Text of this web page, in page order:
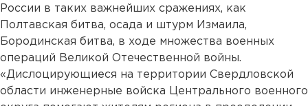
России в таких важнейших сражениях, как
Полтавская битва, осада и штурм Измаила,
Бородинская битва, в ходе множества военных
операций Великой Отечественной войны.
«Дислоцирующиеся на территории Свердловской
области инженерные войска Центрального военного